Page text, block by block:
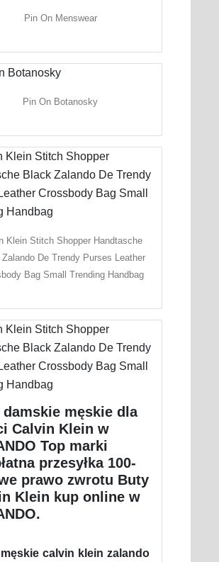
Pin On Menswear
Pin On Botanosky
Klein Stitch Shopper Handtasche
Zalando De Trendy Purses Leather
Bag Small Trending Handbag
damskie męskie dla
Calvin Klein w
Top marki
przesyłka 100-
prawo zwrotu Buty
Klein kup online w
calvin klein zalando